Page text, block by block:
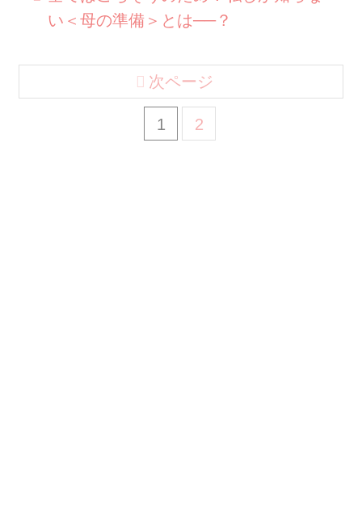
い＜母の準備＞とは──？
1 2
次ページ